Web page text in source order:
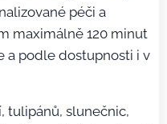
péči a
maximálně 120 minut
a podle dostupnosti i v
tulipánů, slunečnic,